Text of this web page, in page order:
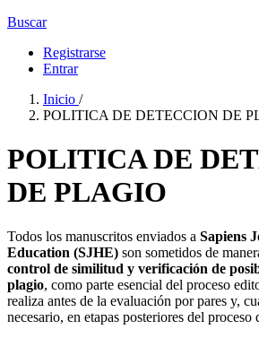
Buscar
Registrarse
Entrar
Inicio /
POLITICA DE DETECCION DE
POLITICA DE
DE PLAGIO
Todos los manuscritos enviados a Sapiens
Education (SJHE) son sometidos de
control de similitud y verificación de
plagio, como parte esencial del proceso
realiza antes de la evaluación por pares y,
necesario, en etapas posteriores del proceso